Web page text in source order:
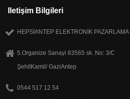
Iletişim Bilgileri
HEPSİANTEP ELEKTRONİK
5.Organize Sanayi 83565 sk. No: 3/C
ŞehitKamil/ GaziAntep
0544 517 12 54